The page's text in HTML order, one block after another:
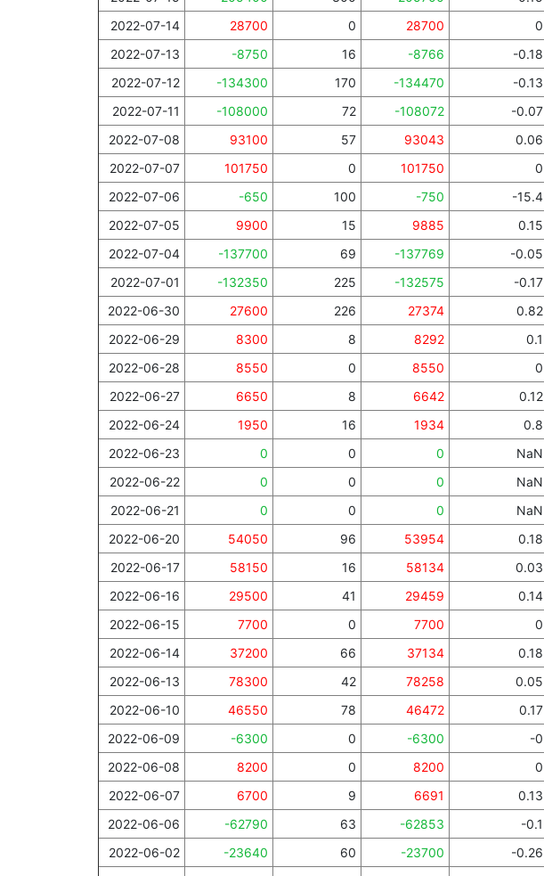
2022-07-14
28700 0 28700 0
2022-07-13
-8750 16 -8766 -0.18
2022-07-12
-134300 170 -134470 -0.13
2022-07-11
-108000 72 -108072 -0.07
2022-07-08
93100 57 93043 0.06
2022-07-07
101750 0 101750 0
2022-07-06
-650 100 -750 -15.4
2022-07-05
9900 15 9885 0.15
2022-07-04
-137700 69 -137769 -0.05
2022-07-01
-132350 225 -132575 -0.17
2022-06-30
27600 226 27374 0.82
2022-06-29
8300 8 8292 0.1
2022-06-28
8550 0 8550 0
2022-06-27
6650 8 6642 0.12
2022-06-24
1950 16 1934 0.8
2022-06-23
0 0 0 NaN
2022-06-22
0 0 0 NaN
2022-06-21
0 0 0 NaN
2022-06-20
54050 96 53954 0.18
2022-06-17
58150 16 58134 0.03
2022-06-16
29500 41 29459 0.14
2022-06-15
7700 0 7700 0
2022-06-14
37200 66 37134 0.18
2022-06-13
78300 42 78258 0.05
2022-06-10
46550 78 46472 0.17
2022-06-09
-6300 0 -6300 -0
2022-06-08
8200 0 8200 0
2022-06-07
6700 9 6691 0.13
2022-06-06
-62790 63 -62853 -0.1
2022-06-02
-23640 60 -23700 -0.26